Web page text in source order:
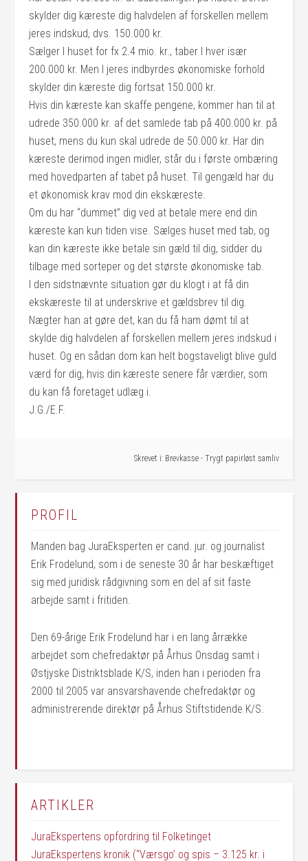
skylder dig kæreste dig halvdelen af forskellen mellem
jeres indskud, dvs. 150.000 kr.
Sælger I huset for fx 2.4 mio. kr., taber I hver især
200.000 kr. Men I jeres indbyrdes økonomiske forhold
skylder din kæreste dig fortsat 150.000 kr.
Hvis din kæreste kan skaffe pengene, kommer han til at
udrede 350.000 kr. af det samlede tab på 400.000 kr. på
huset, mens du kun skal udrede de 50.000 kr. Har din
kæreste derimod ingen midler, står du i første ombæring
med hovedparten af tabet på huset. Til gengæld har du
et økonomisk krav mod din ekskæreste.
Om du har “dummet” dig ved at betale mere end din
kæreste kan kun tiden vise. Sælges huset med tab, og
kan din kæreste ikke betale sin gæld til dig, sidder du
tilbage med sorteper og det største økonomiske tab.
I den sidstnævnte situation gør du klogt i at få din
ekskæreste til at underskrive et gældsbrev til dig.
Nægter han at gøre det, kan du få ham dømt til at
skylde dig halvdelen af forskellen mellem jeres indskud i
huset. Og en sådan dom kan helt bogstaveligt blive guld
værd for dig, hvis din kæreste senere får værdier, som
du kan få foretaget udlæg i.
J.G./E.F.
Skrevet i: Brevkasse - Trygt papirløst samliv
PROFIL
Manden bag JuraEksperten er cand. jur. og journalist
Erik Frodelund, som i de seneste 30 år har beskæftiget
sig med juridisk rådgivning som en del af sit faste
arbejde samt i fritiden.
Den 69-årige Erik Frodelund har i en lang årrække
arbejdet som chefredaktør på Århus Onsdag samt i
Østjyske Distriktsblade K/S, inden han i perioden fra
2000 til 2005 var ansvarshavende chefredaktør og
administrerende direktør på Århus Stiftstidende K/S.
ARTIKLER
JuraEkspertens opfordring til Folketinget
JuraEkspertens kronik (“Værsgo’ og spis – 3.125 kr. i